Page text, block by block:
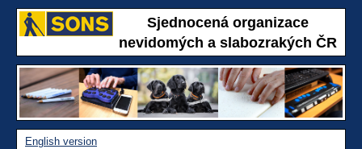
Sjednocená organizace
nevidomých a slabozrakých ČR
English version